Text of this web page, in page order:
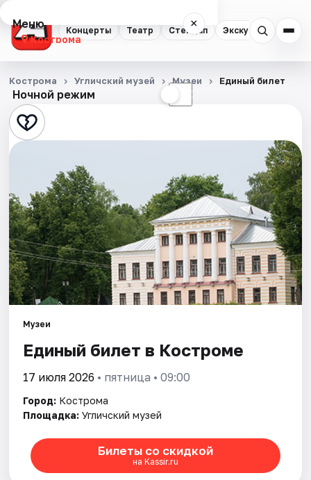
Концерты Театр Стендап Экскурсии
Меню ×
Кострома
Концерты
Театр
Стендап
Экскурсии
События
Города
Площадки
Рейтинги
Ночной режим ☾
Кострома Угличский музей Музеи Единый билет
Музеи
Единый билет в Костроме
17 июля 2026 • пятница • 09:00
Город: Кострома
Площадка: Угличский музей
Билеты со скидкой
на Kassir.ru